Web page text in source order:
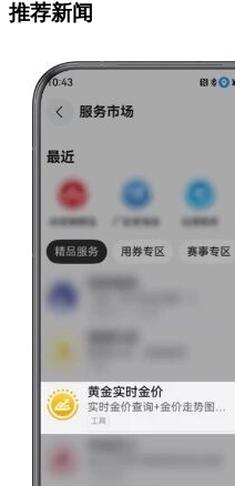
推荐新闻